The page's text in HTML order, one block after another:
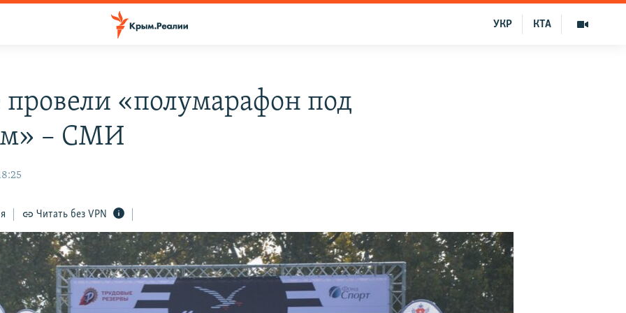
КТА
УКР
провели «полумарафон под
– СМИ
Читать без VPN